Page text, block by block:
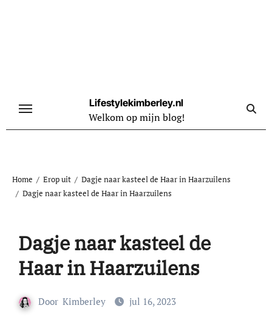
Lifestylekimberley.nl
Welkom op mijn blog!
Home Erop uit
Dagje naar kasteel de Haar in Haarzuilens
Dagje naar kasteel de Haar in Haarzuilens
Dagje naar kasteel de
Haar in Haarzuilens
Door Kimberley jul 16, 2023